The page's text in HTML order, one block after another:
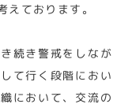
ております。
続き警戒をしなが
て行く段階におい
において、交流の